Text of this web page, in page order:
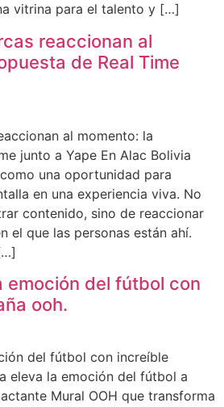
vitrina para el talento y […]
reaccionan al
de Real Time
al momento: la
junto a Yape En Alac Bolivia
una oportunidad para
en una experiencia viva. No
contenido, sino de reaccionar
el que las personas están ahí.
emoción del fútbol con
ooh.
del fútbol con increíble
eleva la emoción del fútbol a
Mural OOH que transforma